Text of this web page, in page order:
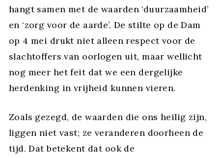
hangt samen met de waarden ‘duurzaamheid’
en ‘zorg voor de aarde’. De stilte op de Dam
op 4 mei drukt niet alleen respect voor de
slachtoffers van oorlogen uit, maar wellicht
nog meer het feit dat we een dergelijke
herdenking in vrijheid kunnen vieren.
Zoals gezegd, de waarden die ons heilig zijn,
liggen niet vast; ze veranderen doorheen de
tijd. Dat betekent dat ook de